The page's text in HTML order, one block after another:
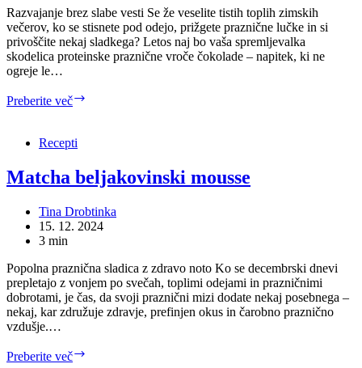
Razvajanje brez slabe vesti Se že veselite tistih toplih zimskih
večerov, ko se stisnete pod odejo, prižgete praznične lučke in si
privoščite nekaj sladkega? Letos naj bo vaša spremljevalka
skodelica proteinske praznične vroče čokolade – napitek, ki ne
ogreje le…
Preberite več
Recepti
Matcha beljakovinski mousse
Tina Drobtinka
15. 12. 2024
3 min
Popolna praznična sladica z zdravo noto Ko se decembrski dnevi
prepletajo z vonjem po svečah, toplimi odejami in prazničnimi
dobrotami, je čas, da svoji praznični mizi dodate nekaj posebnega –
nekaj, kar združuje zdravje, prefinjen okus in čarobno praznično
vzdušje.…
Preberite več